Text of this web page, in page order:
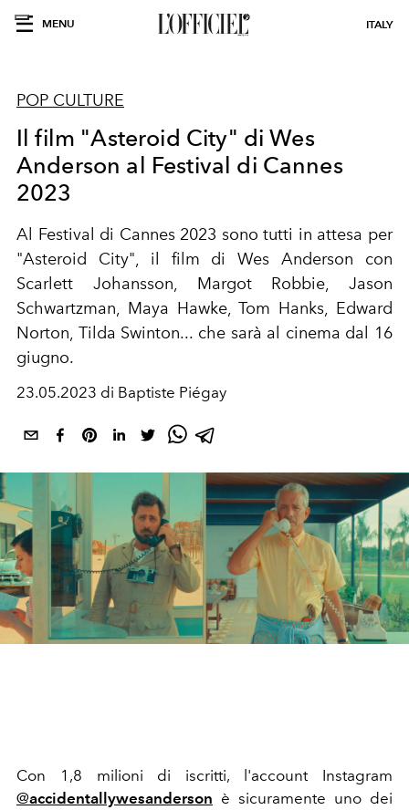
MENU ITALY
POP CULTURE
Il film "Asteroid City" di Wes
Anderson al Festival di Cannes
2023
Al Festival di Cannes 2023 sono tutti in attesa per
"Asteroid City", il film di Wes Anderson con
Scarlett Johansson, Margot Robbie, Jason
Schwartzman, Maya Hawke, Tom Hanks, Edward
Norton, Tilda Swinton... che sarà al cinema dal 16
giugno.
23.05.2023 di Baptiste Piégay
Con 1,8 milioni di iscritti, l'account Instagram
@accidentallywesanderson è sicuramente uno dei